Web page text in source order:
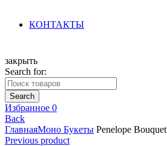
КОНТАКТЫ
закрыть
Search for:
Search
Избранное 0
Back
ГлавнаяМоно Букеты Penelope Bouquet
Previous product